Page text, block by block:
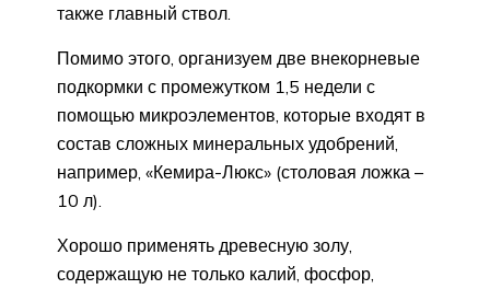
также главный ствол.
Помимо этого, организуем две внекорневые
подкормки с промежутком 1,5 недели с
помощью микроэлементов, которые входят в
состав сложных минеральных удобрений,
например, «Кемира-Люкс» (столовая ложка –
10 л).
Хорошо применять древесную золу,
содержащую не только калий, фосфор,